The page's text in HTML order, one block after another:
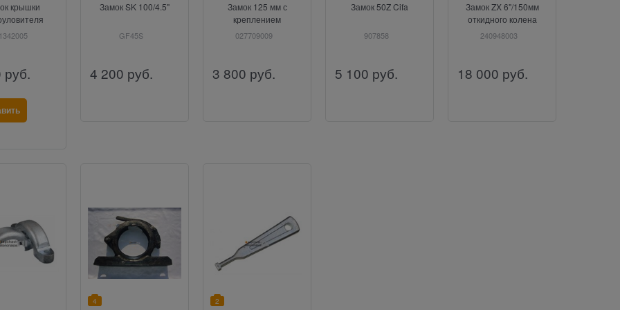
крышки
руб.
Замок SK 100/4.5"
GF45S
4 200 руб.
Замок 125 мм с
креплением
Putzmeister
027709009
3 800 руб.
Замок 50Z Cifa
907858
5 100 руб.
Замок ZX 6"/150мм
откидного колена
Putzmeister
240948003
18 000 руб.
4 2